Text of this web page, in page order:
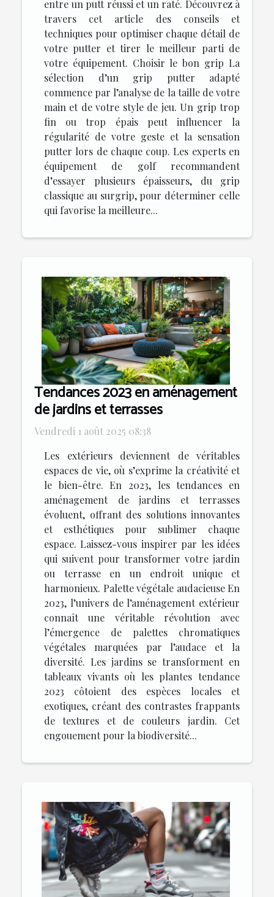
entre un putt réussi et un raté. Découvrez à
travers cet article des conseils et
techniques pour optimiser chaque détail de
votre putter et tirer le meilleur parti de
votre équipement. Choisir le bon grip La
sélection d’un grip putter adapté
commence par l’analyse de la taille de votre
main et de votre style de jeu. Un grip trop
fin ou trop épais peut influencer la
régularité de votre geste et la sensation
putter lors de chaque coup. Les experts en
équipement de golf recommandent
d’essayer plusieurs épaisseurs, du grip
classique au surgrip, pour déterminer celle
qui favorise la meilleure...
Tendances 2023 en aménagement
de jardins et terrasses
Vendredi 1 août 2025 08:38
Les extérieurs deviennent de véritables
espaces de vie, où s’exprime la créativité et
le bien-être. En 2023, les tendances en
aménagement de jardins et terrasses
évoluent, offrant des solutions innovantes
et esthétiques pour sublimer chaque
espace. Laissez-vous inspirer par les idées
qui suivent pour transformer votre jardin
ou terrasse en un endroit unique et
harmonieux. Palette végétale audacieuse En
2023, l’univers de l’aménagement extérieur
connaît une véritable révolution avec
l’émergence de palettes chromatiques
végétales marquées par l’audace et la
diversité. Les jardins se transforment en
tableaux vivants où les plantes tendance
2023 côtoient des espèces locales et
exotiques, créant des contrastes frappants
de textures et de couleurs jardin. Cet
engouement pour la biodiversité...